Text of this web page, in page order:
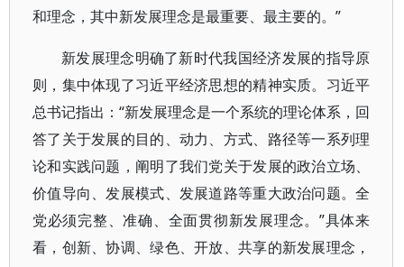
和理念，其中新发展理念是最重要、最主要的。”
新发展理念明确了新时代我国经济发展的指导原
则，集中体现了习近平经济思想的精神实质。习近平
总书记指出：“新发展理念是一个系统的理论体系，回
答了关于发展的目的、动力、方式、路径等一系列理
论和实践问题，阐明了我们党关于发展的政治立场、
价值导向、发展模式、发展道路等重大政治问题。全
党必须完整、准确、全面贯彻新发展理念。”具体来
看，创新、协调、绿色、开放、共享的新发展理念，